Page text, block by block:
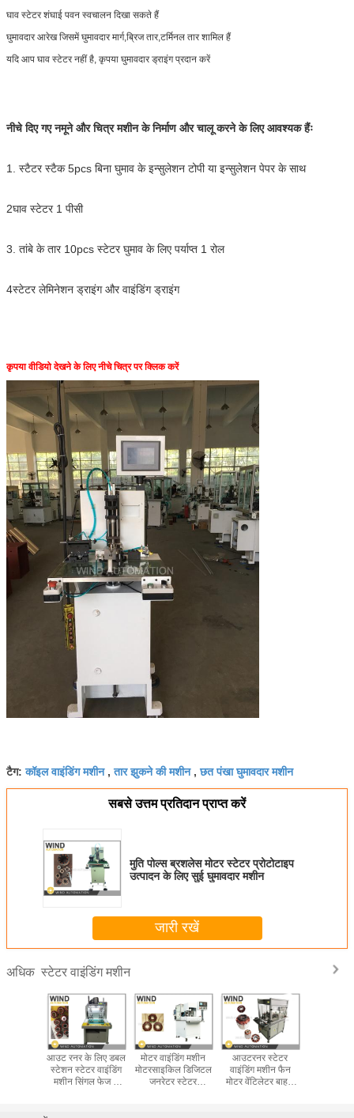
घाव स्टेटर शंघाई पवन स्वचालन दिखा सकते हैं
घुमावदार आरेख जिसमें घुमावदार मार्ग,ब्रिज तार,टर्मिनल तार शामिल हैं
यदि आप घाव स्टेटर नहीं है, कृपया घुमावदार ड्राइंग प्रदान करें
नीचे दिए गए नमूने और चित्र मशीन के निर्माण और चालू करने के लिए आवश्यक हैंः
1. स्टैटर स्टैक 5pcs बिना घुमाव के इन्सुलेशन टोपी या इन्सुलेशन पेपर के साथ
2घाव स्टेटर 1 पीसी
3. तांबे के तार 10pcs स्टेटर घुमाव के लिए पर्याप्त 1 रोल
4स्टेटर लेमिनेशन ड्राइंग और वाइंडिंग ड्राइंग
कृपया वीडियो देखने के लिए नीचे चित्र पर क्लिक करें
टैग:कॉइल वाइंडिंग मशीन,तार झुकने की मशीन,छत पंखा घुमावदार मशीन
सबसे उत्तम प्रतिदान प्राप्त करें
मुति पोल्स ब्रशलेस मोटर स्टेटर प्रोटोटाइप
उत्पादन के लिए सुई घुमावदार मशीन
जारी रखें
अधिक स्टेटर वाइंडिंग मशीन
आउट रनर के लिए डबल
स्टेशन स्टेटर वाइंडिंग
मशीन सिंगल फेज 3
मोटर वाइंडिंग मशीन
मोटरसाइकिल डिजिटल
जनरेटर स्टेटर
आउटरनर स्टेटर
वाइंडिंग मशीन फैन
मोटर वेंटिलेटर बाहरी